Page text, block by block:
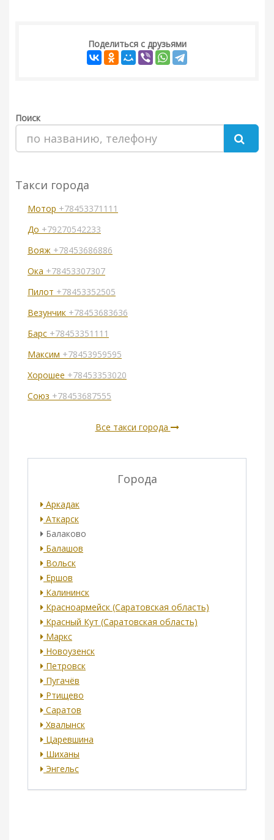
Поделиться с друзьями
Поиск
Такси города
Мотор +78453371111
До +79270542233
Вояж +78453686886
Ока +78453307307
Пилот +78453352505
Везунчик +78453683636
Барс +78453351111
Максим +78453959595
Хорошее +78453353020
Союз +78453687555
Все такси города
Города
Аркадак
Аткарск
Балаково
Балашов
Вольск
Ершов
Калининск
Красноармейск (Саратовская область)
Красный Кут (Саратовская область)
Маркс
Новоузенск
Петровск
Пугачёв
Ртищево
Саратов
Хвалынск
Царевшина
Шиханы
Энгельс